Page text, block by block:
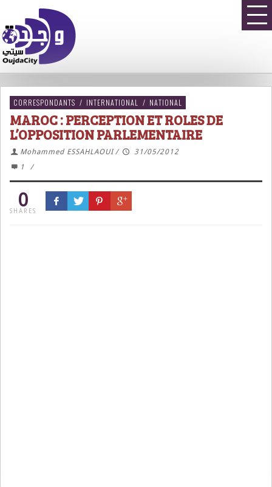
CORRESPONDANTS / INTERNATIONAL / NATIONAL
MAROC : PERCEPTION ET ROLES DE
L’OPPOSITION PARLEMENTAIRE
Mohammed ESSAHLAOUI /
31/05/2012
1
/
0
SHARES